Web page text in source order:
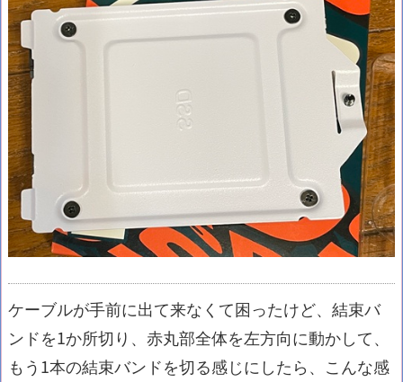
ケーブルが手前に出て来なくて困ったけど、結束バ
ンドを1か所切り、赤丸部全体を左方向に動かして、
もう1本の結束バンドを切る感じにしたら、こんな感